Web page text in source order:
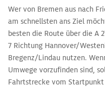
Wer von Bremen aus nach
am schnellsten ans Ziel
besten die Route über die A
7 Richtung Hannover/
Bregenz/Lindau nutzen.
Umwege vorzufinden sind,
Fahrtstrecke vom